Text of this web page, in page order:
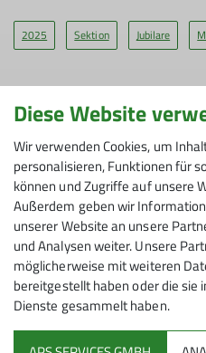
2025 Sektion Jubilare
Ein fester Bestandteil des
Sektion Siegerland die
langjährigen Mitglieder.
Da die Sektion der größte
ist, ist auch die Zahl
dabei sind, entsprechend
insgesamt, die auf eine
50jährige (8), 60jährige (4)
Mitgliedschaft
18 der Jubilare konnten
Diese Website
Wir verwenden Cookies, um
personalisieren, Funktionen für
können und Zugriffe auf unsere
Außerdem geben wir
unserer Website an unsere
und Analysen weiter. Unsere
möglicherweise mit weiteren
bereitgestellt haben oder die sie
Dienste gesammelt haben.